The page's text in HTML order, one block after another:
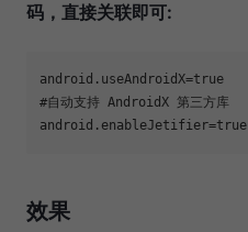
码，直接关联即可:
android.useAndroidX=true
#自动支持 AndroidX 第三方库
android.enableJetifier=true
效果